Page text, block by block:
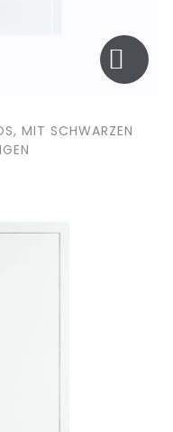
MIT SCHWARZEN